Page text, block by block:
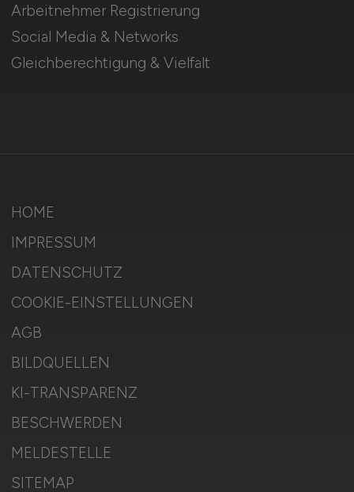
Arbeitnehmer Registrierung
Social Media & Networks
Gleichberechtigung & Vielfalt
HOME
IMPRESSUM
DATENSCHUTZ
COOKIE-EINSTELLUNGEN
AGB
BILDQUELLEN
KI-TRANSPARENZ
BESCHWERDEN
MELDESTELLE
SITEMAP